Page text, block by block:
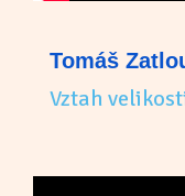
Tomáš
Vztah